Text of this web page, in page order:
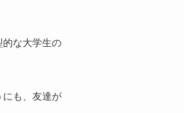
的な大学生の
にも、友達が